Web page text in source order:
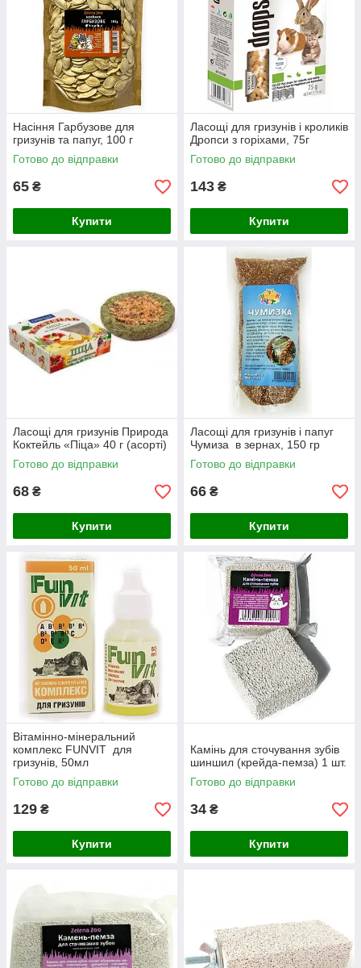
Насіння Гарбузове для
гризунів та папуг, 100 г
Готово до відправки
65 ₴
Купити
Ласощі для гризунів і кроликів
Дропси з горіхами, 75г
Готово до відправки
143 ₴
Купити
Ласощі для гризунів Природа
Коктейль «Піца» 40 г (асорті)
Готово до відправки
68 ₴
Купити
Ласощі для гризунів і папуг
Чумиза в зернах, 150 гр
Готово до відправки
66 ₴
Купити
Вітамінно-мінеральний
комплекс FUNVIT для
гризунів, 50мл
Готово до відправки
129 ₴
Купити
Камінь для сточування зубів
шиншил (крейда-пемза) 1 шт.
Готово до відправки
34 ₴
Купити